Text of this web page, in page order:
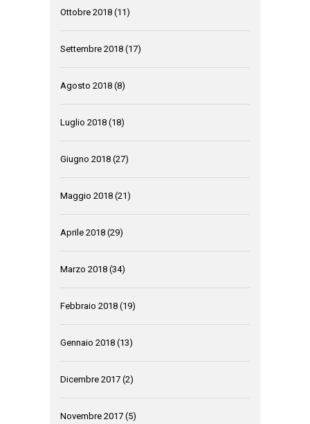
Ottobre 2018 (11)
Settembre 2018 (17)
Agosto 2018 (8)
Luglio 2018 (18)
Giugno 2018 (27)
Maggio 2018 (21)
Aprile 2018 (29)
Marzo 2018 (34)
Febbraio 2018 (19)
Gennaio 2018 (13)
Dicembre 2017 (2)
Novembre 2017 (5)